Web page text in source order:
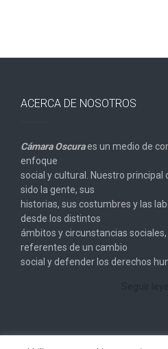
ACERCA DE NOSOTROS
Cámara Oscuraes un medio de
enfoque
social y cultural. Nuestro principal
sido la gente, sus
historias, sus costumbres y las
desde los distintos
ámbitos y circunstancias
referentes de un cambio
social y defender los derechos